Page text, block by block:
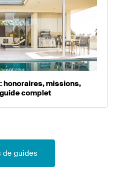
honoraires, missions,
complet
de guides